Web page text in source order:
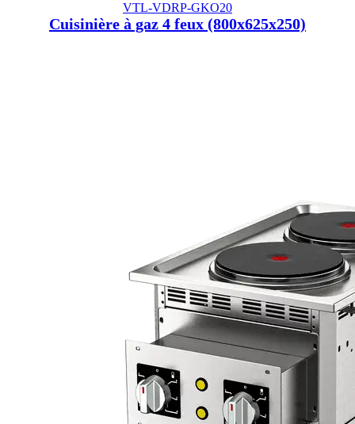
VTL-VDRP-GKO20
Cuisinière à gaz 4 feux (800x625x250)